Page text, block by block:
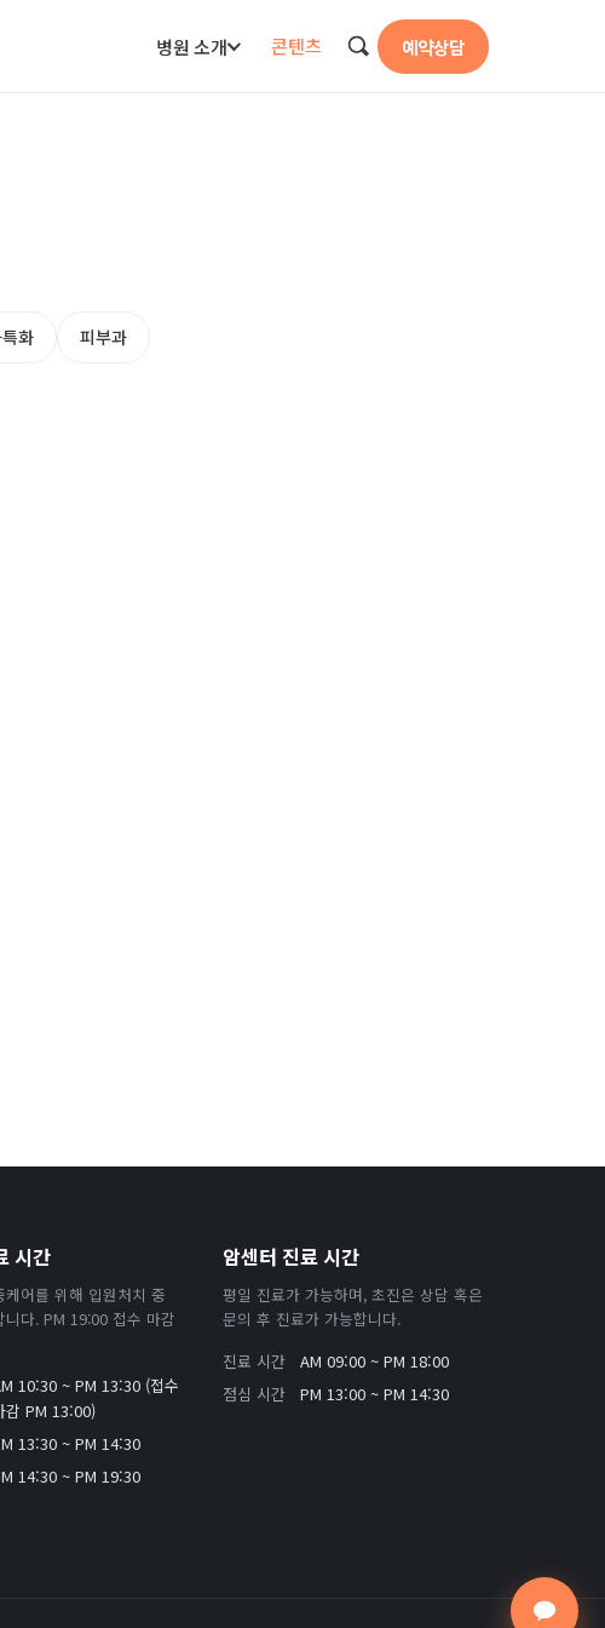
병원 소개 콘텐츠 예약상담
화 피부과
시간
케어를 위해 입원처치 중
니다. PM 19:00 접수 마감
10:30 ~ PM 13:30 (접수
감 PM 13:00)
13:30 ~ PM 14:30
14:30 ~ PM 19:30
암센터 진료 시간
평일 진료가 가능하며, 초진은 상담 혹은
문의 후 진료가 가능합니다.
진료 시간
AM 09:00 ~ PM 18:00
점심 시간
PM 13:00 ~ PM 14:30